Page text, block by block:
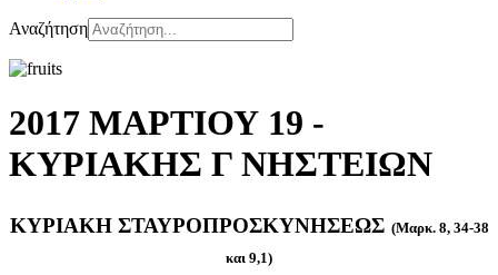
Αναζήτηση
2017 ΜΑΡΤΙΟΥ 19 -
ΚΥΡΙΑΚΗΣ Γ ΝΗΣΤΕΙΩΝ
ΚΥΡΙΑΚΗ ΣΤΑΥΡΟΠΡΟΣΚΥΝΗΣΕΩΣ (Μαρκ. 8, 34-38
και 9,1)